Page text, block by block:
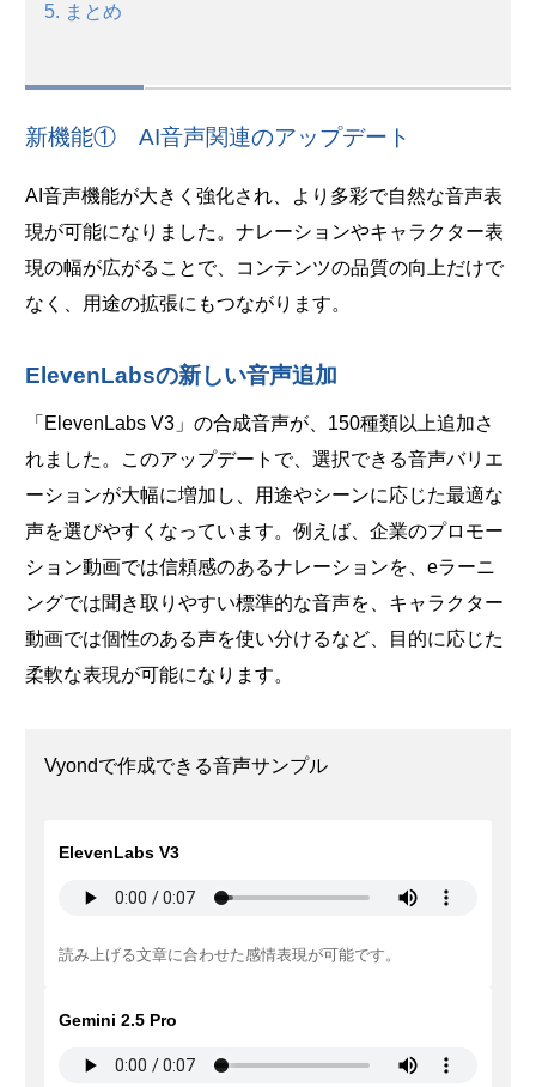
5. まとめ
新機能① AI音声関連のアップデート
AI音声機能が大きく強化され、より多彩で自然な音声表
現が可能になりました。ナレーションやキャラクター表
現の幅が広がることで、コンテンツの品質の向上だけで
なく、用途の拡張にもつながります。
ElevenLabsの新しい音声追加
「ElevenLabs V3」の合成音声が、150種類以上追加さ
れました。このアップデートで、選択できる音声バリエ
ーションが大幅に増加し、用途やシーンに応じた最適な
声を選びやすくなっています。例えば、企業のプロモー
ション動画では信頼感のあるナレーションを、eラーニ
ングでは聞き取りやすい標準的な音声を、キャラクター
動画では個性のある声を使い分けるなど、目的に応じた
柔軟な表現が可能になります。
Vyondで作成できる音声サンプル
ElevenLabs V3
読み上げる文章に合わせた感情表現が可能です。
Gemini 2.5 Pro